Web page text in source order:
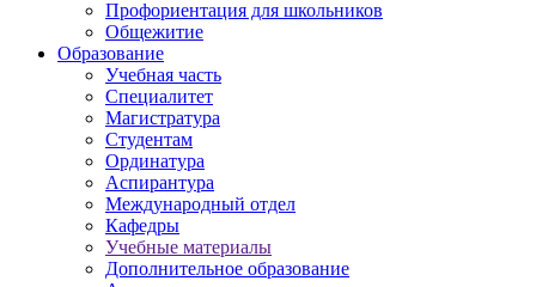
Профориентация для школьников
Общежитие
Образование
Учебная часть
Специалитет
Магистратура
Студентам
Ординатура
Аспирантура
Международный отдел
Кафедры
Учебные материалы
Дополнительное образование